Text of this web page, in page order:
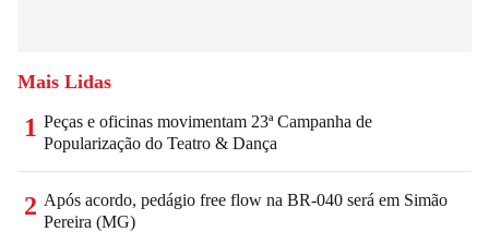
Mais Lidas
1 Peças e oficinas movimentam 23ª Campanha de
Popularização do Teatro & Dança
2 Após acordo, pedágio free flow na BR-040 será em Simão
Pereira (MG)